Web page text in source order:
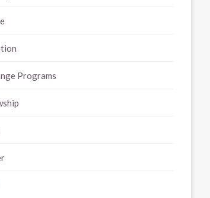
Programs